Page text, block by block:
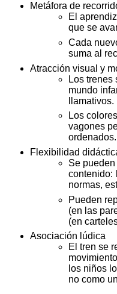
Metáfora de
El
que se
Cada
suma al
Atracción visual y
Los trenes
mundo
llamativos.
Los
vagones
ordenados.
Flexibilidad
Se
contenido:
normas,
Pueden
(en las
(en
Asociación lúdica
El tren se
los niños
no como